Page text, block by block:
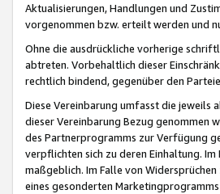
Aktualisierungen, Handlungen und
vorgenommen bzw. erteilt werden und
Ohne die ausdrückliche vorherige
abtreten. Vorbehaltlich dieser
rechtlich bindend, gegenüber den
Diese Vereinbarung umfasst die jeweils
dieser Vereinbarung Bezug genommen
des Partnerprogramms zur Verfügung
verpflichten sich zu deren Einhaltung.
maßgeblich. Im Falle von
eines gesonderten